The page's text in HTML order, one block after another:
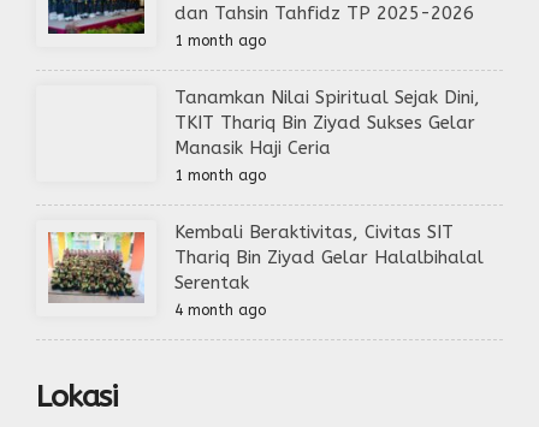
dan Tahsin Tahfidz TP 2025-2026
1 month ago
Tanamkan Nilai Spiritual Sejak Dini,
TKIT Thariq Bin Ziyad Sukses Gelar
Manasik Haji Ceria
1 month ago
Kembali Beraktivitas, Civitas SIT
Thariq Bin Ziyad Gelar Halalbihalal
Serentak
4 month ago
Lokasi